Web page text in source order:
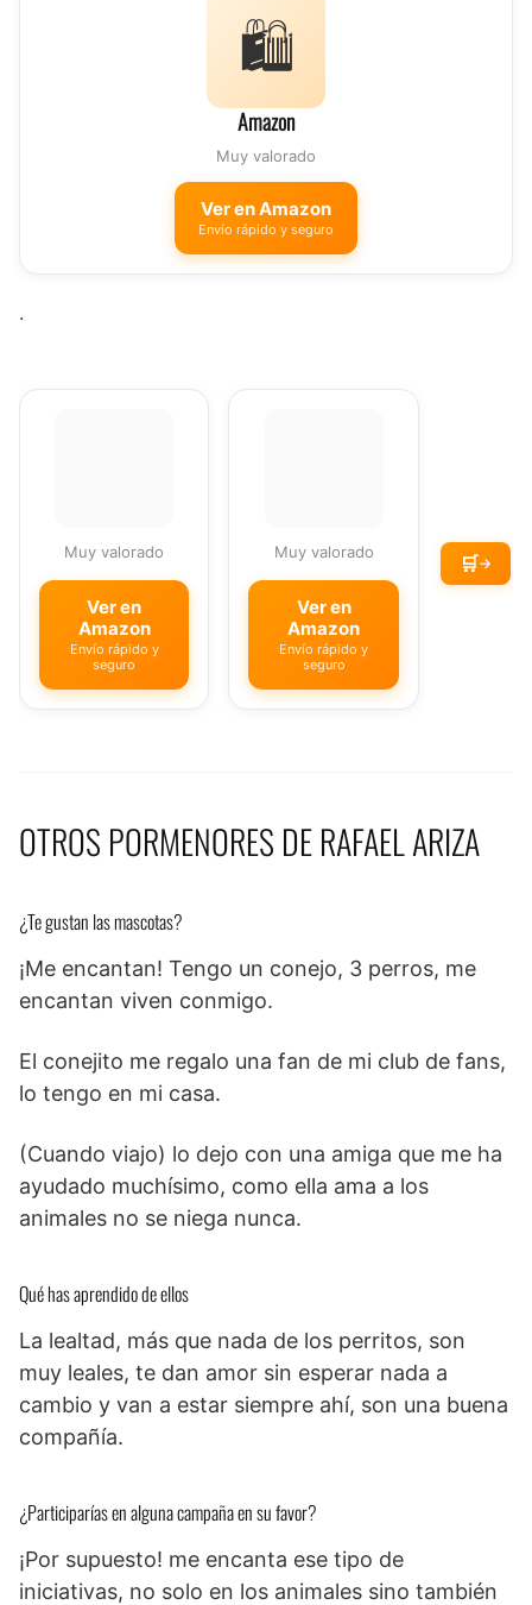
🛍️
Amazon
Muy valorado
Ver en Amazon
Envío rápido y seguro
.
Muy valorado
Ver en
Amazon
Envío rápido y
seguro
Muy valorado
Ver en
Amazon
Envío rápido y
seguro
🛒→
OTROS PORMENORES DE RAFAEL ARIZA
¿Te gustan las mascotas?
¡Me encantan! Tengo un conejo, 3 perros, me
encantan viven conmigo.
El conejito me regalo una fan de mi club de fans,
lo tengo en mi casa.
(Cuando viajo) lo dejo con una amiga que me ha
ayudado muchísimo, como ella ama a los
animales no se niega nunca.
Qué has aprendido de ellos
La lealtad, más que nada de los perritos, son
muy leales, te dan amor sin esperar nada a
cambio y van a estar siempre ahí, son una buena
compañía.
¿Participarías en alguna campaña en su favor?
¡Por supuesto! me encanta ese tipo de
iniciativas, no solo en los animales sino también